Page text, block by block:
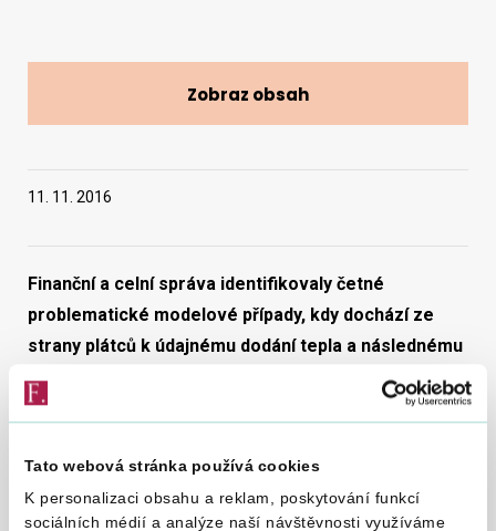
Tato webová stránka používá cookies
K personalizaci obsahu a reklam, poskytování funkcí
sociálních médií a analýze naší návštěvnosti využíváme
11. 11. 2016
Finanční a celní správa identifikovaly četné
problematické modelové případy, kdy dochází ze
strany plátců k údajnému dodání tepla a následnému
chybnému uplatnění první snížené sazby daně z
přidané hodnoty a k neoprávněnému nároku na
Problematický modelový případ lze většinou popsat jako
vztah mezi plátcem, který deklaruje, že spotřeboval minerální
Zobraz obsah